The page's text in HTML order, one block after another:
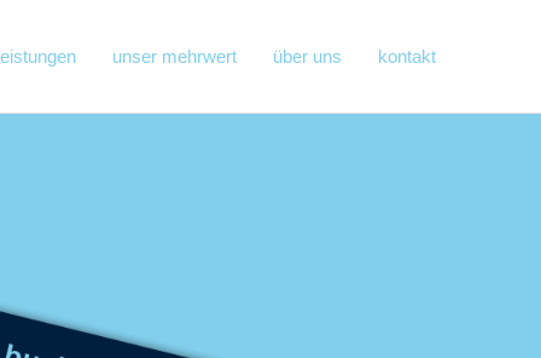
unser mehrwert über uns kontakt